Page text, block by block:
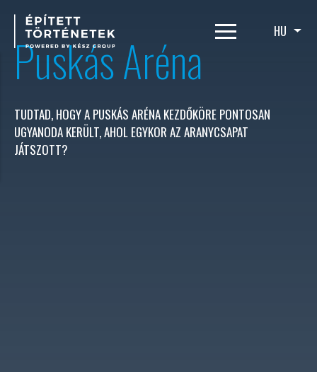
tartalomra
HU
Puskás Aréna
TUDTAD, HOGY A PUSKÁS ARÉNA KEZDŐKÖRE PONTOSAN
UGYANODA KERÜLT, AHOL EGYKOR AZ ARANYCSAPAT
JÁTSZOTT?